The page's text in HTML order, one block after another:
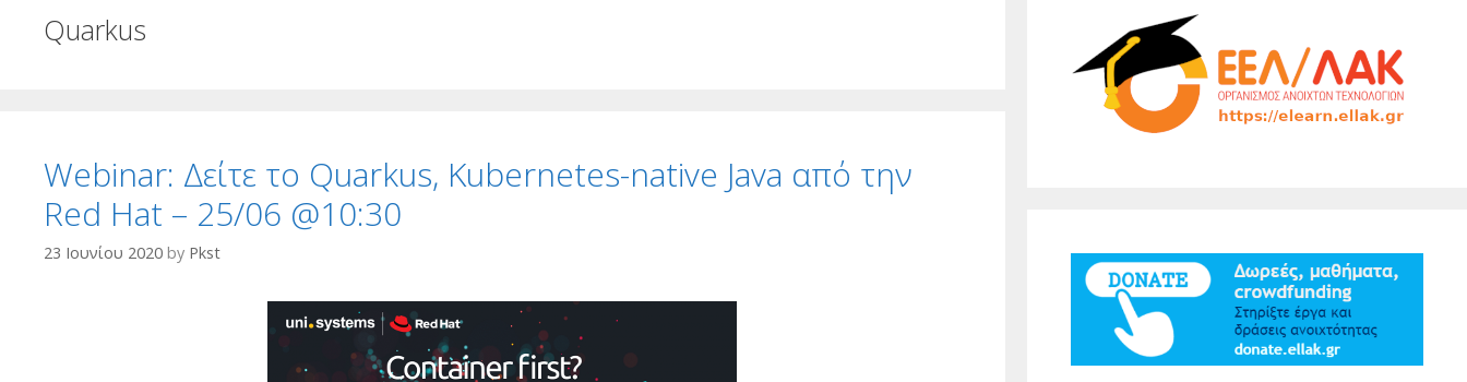
Quarkus
Webinar: Δείτε το Quarkus, Kubernetes-native Java από την
Red Hat – 25/06 @10:30
23 Ιουνίου 2020 by Pkst